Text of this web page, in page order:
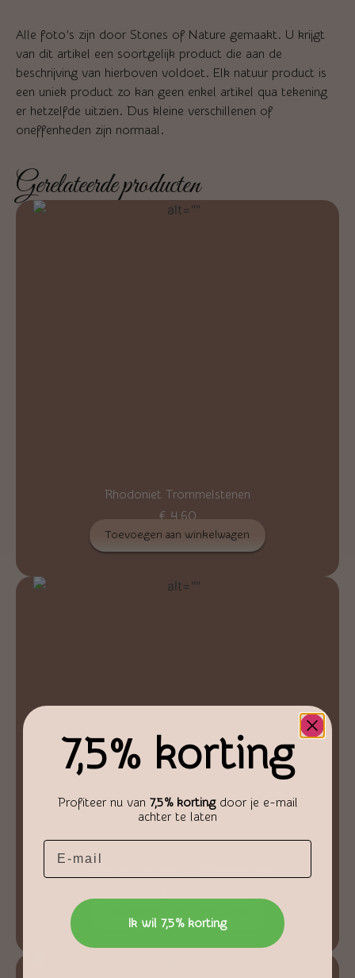
Alle foto’s zijn door Stones of Nature gemaakt. U krijgt
van dit artikel een soortgelijk product die aan de
beschrijving van hierboven voldoet. Elk natuur product is
een uniek product zo kan geen enkel artikel qua tekening
er hetzelfde uitzien. Dus kleine verschillenen of
oneffenheden zijn normaal.
Gerelateerde producten
Rhodoniet Trommelstenen
€4,60
Toevoegen aan winkelwagen
7,5% korting
Profiteer nu van 7,5% kortingdoor je e-mail
achter te laten
Email
Ik wil 7,5% korting